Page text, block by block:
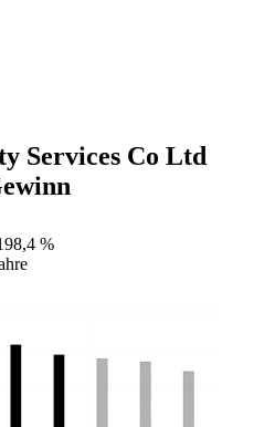
%
Services Co Ltd